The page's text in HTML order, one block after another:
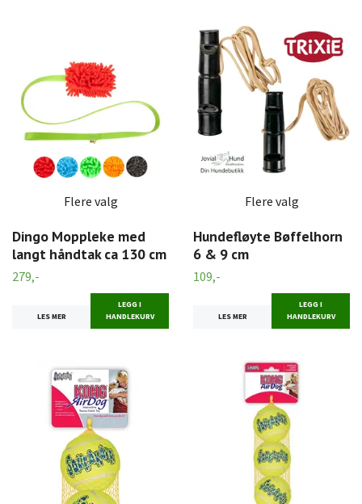
Flere valg
Dingo Moppleke med
langt håndtak ca 130 cm
279,-
LES MER
LEGG I
HANDLEKURV
Flere valg
Hundefløyte Bøffelhorn
6 & 9 cm
109,-
LES MER
LEGG I
HANDLEKURV